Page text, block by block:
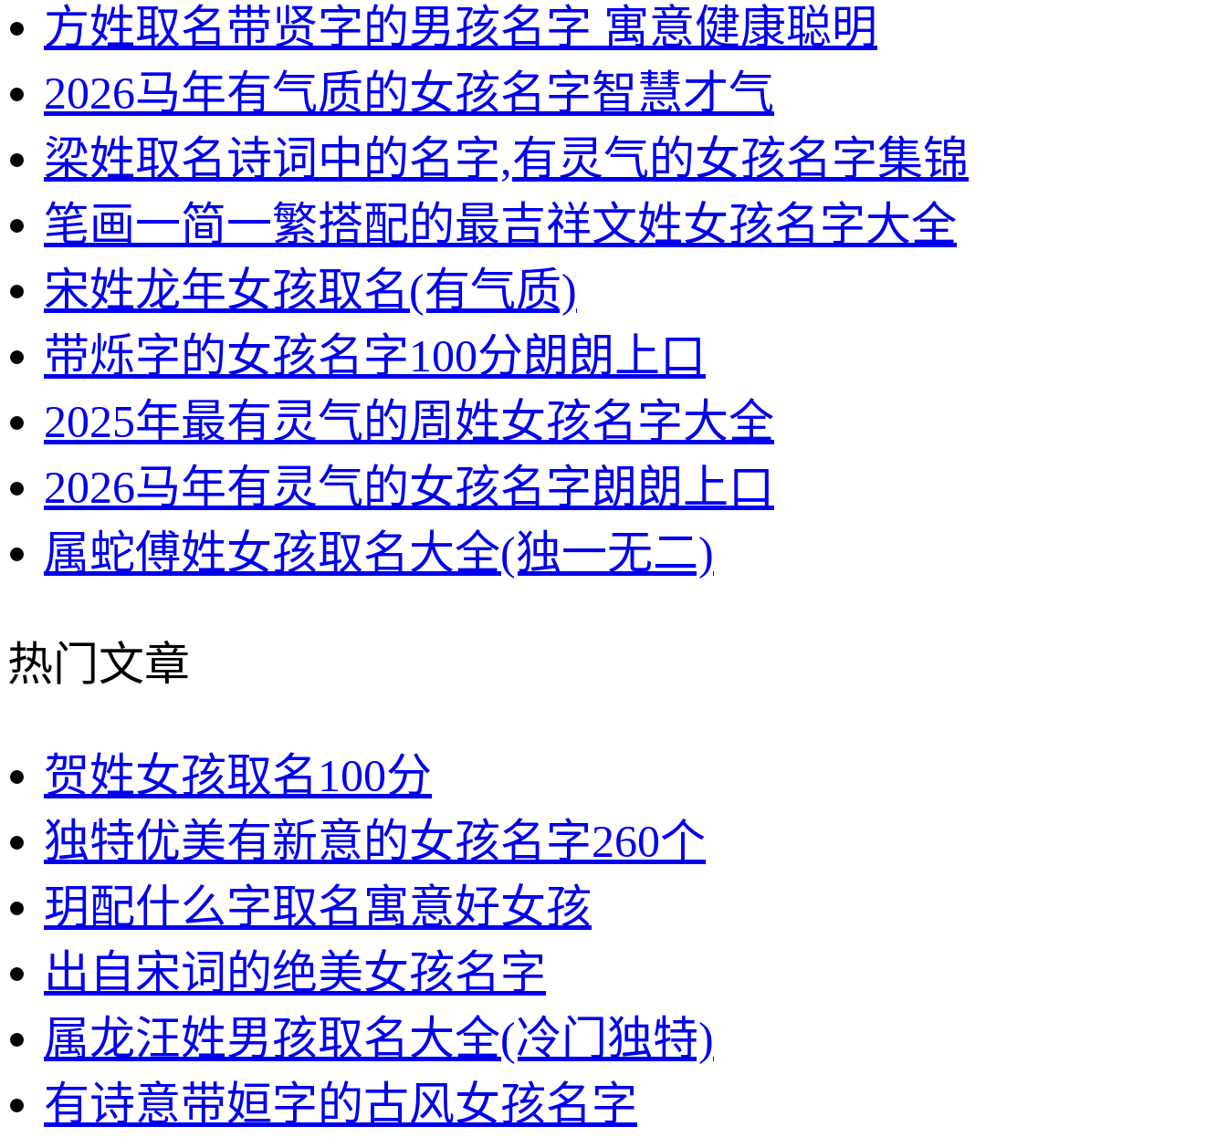
方姓取名带贤字的男孩名字 寓意健康聪明
2026马年有气质的女孩名字智慧才气
梁姓取名诗词中的名字,有灵气的女孩名字集锦
笔画一简一繁搭配的最吉祥文姓女孩名字大全
宋姓龙年女孩取名(有气质)
带烁字的女孩名字100分朗朗上口
2025年最有灵气的周姓女孩名字大全
2026马年有灵气的女孩名字朗朗上口
属蛇傅姓女孩取名大全(独一无二)
热门文章
贺姓女孩取名100分
独特优美有新意的女孩名字260个
玥配什么字取名寓意好女孩
出自宋词的绝美女孩名字
属龙汪姓男孩取名大全(冷门独特)
有诗意带姮字的古风女孩名字